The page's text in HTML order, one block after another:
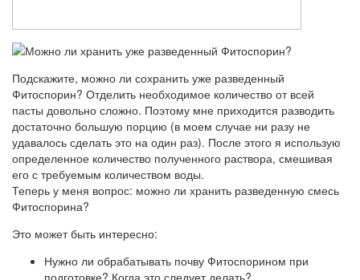
Подскажите, можно ли сохранить уже разведенный
Фитоспорин? Отделить необходимое количество от всей
пасты довольно сложно. Поэтому мне приходится разводить
достаточно большую порцию (в моем случае ни разу не
удавалось сделать это на один раз). После этого я использую
определенное количество полученного раствора, смешивая
его с требуемым количеством воды.
Теперь у меня вопрос: можно ли хранить разведенную смесь
Фитоспорина?
Это может быть интересно:
Нужно ли обрабатывать почву Фитоспорином при
подготовке? Когда это следует делать?